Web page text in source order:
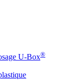
U-Box®